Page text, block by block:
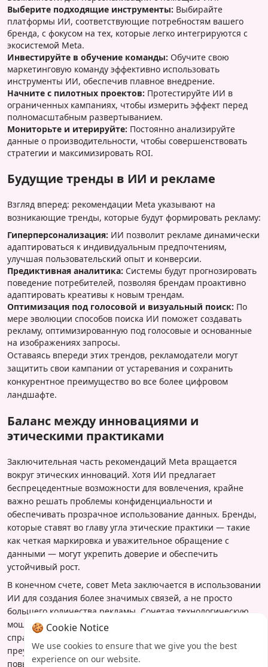
Выберите подходящие инструменты: Выбирайте
платформы ИИ, соответствующие потребностям вашего
бренда, с фокусом на тех, которые легко интегрируются с
экосистемой Meta.
Инвестируйте в обучение команды: Обучите свою
маркетинговую команду эффективно использовать
инструменты ИИ, обеспечив плавное внедрение.
Начните с пилотных проектов: Протестируйте ИИ в
ограниченных кампаниях, чтобы измерить эффект перед
полномасштабным развертыванием.
Мониторьте и итерируйте: Постоянно анализируйте
данные о производительности, чтобы совершенствовать
стратегии и максимизировать ROI.
Будущие тренды в ИИ и рекламе
Взгляд вперед: рекомендации Meta указывают на
возникающие тренды, которые будут формировать рекламу:
Гиперперсонализация: ИИ позволит рекламе динамически
адаптироваться к индивидуальным предпочтениям,
улучшая пользовательский опыт и конверсии.
Предиктивная аналитика: Системы будут прогнозировать
поведение потребителей, позволяя брендам проактивно
адаптировать креативы к новым трендам.
Оптимизация под голосовой и визуальный поиск: По
мере эволюции способов поиска ИИ поможет создавать
рекламу, оптимизированную под голосовые и основанные
на изображениях запросы.
Оставаясь впереди этих трендов, рекламодатели могут
защитить свои кампании от устаревания и сохранить
конкурентное преимущество во все более цифровом
ландшафте.
Баланс между инновациями и
этическими практиками
Заключительная часть рекомендаций Meta вращается
вокруг этических инноваций. Хотя ИИ предлагает
беспрецедентные возможности для вовлечения, крайне
важно решать проблемы конфиденциальности и
обеспечивать прозрачное использование данных. Бренды,
которые ставят во главу угла этические практики — такие
как четкая маркировка и уважительное обращение с
данными — могут укрепить доверие и обеспечить
устойчивый рост.
В конечном счете, совет Meta заключается в использовании
ИИ для создания более значимых связей, а не просто
большего количества рекламы. Сочетая технологическую
мощь с человеческим пониманием, рекламодатели могут
справиться со сложностями современного маркетинга и
преуспеть в эпоху, определяемой быстрыми изменениями и
повышенными ожиданиями потребителей.
🍪 Cookie Notice
We use cookies to ensure that we give you the best
experience on our website.